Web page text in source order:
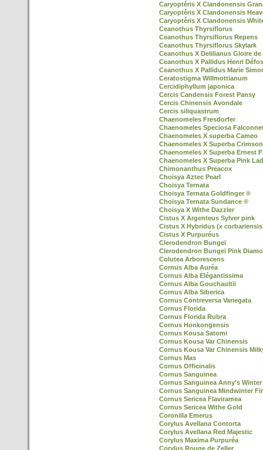
Caryoptéris X Clandonensis
Caryoptéris X Clandonensis
Caryoptéris X Clandonensis
Ceanothus Thyrsiflorus
Ceanothus Thyrsiflorus Repens
Ceanothus Thyrsiflorus Skylark
Ceanothus X Delilianus Gloire de
Ceanothus X Pallidus Henri
Ceanothus X Pallidus Marie
Ceratostigma Willmottianum
Cercidiphyllum japonica
Cercis Candensis Forest Pansy
Cercis Chinensis Avondale
Cercis siliquastrum
Chaenomeles Fresdorfer
Chaenomeles Speciosa
Chaenomeles X superba Cameo
Chaenomeles X Superba
Chaenomeles X Superba Ernest
Chaenomeles X Superba Pink
Chimonanthus Preacox
Choisya Aztec Pearl
Choisya Ternata
Choisya Ternata Goldfinger ®
Choisya Ternata Sundance ®
Choisya X Withe Dazzler
Cistus X Argenteus Sylver pink
Cistus X Hybridus (x
Cistus X Purpuréus
Clerodendron Bungeï
Clerodendron Bungeï Pink
Colutea Arborescens
Cornus Alba Auréa
Cornus Alba Elégantissima
Cornus Alba Gouchaultii
Cornus Alba Siberica
Cornus Contreversa Variegata
Cornus Florida
Cornus Florida Rubra
Cornus Honkongensis
Cornus Kousa Satomi
Cornus Kousa Var Chinensis
Cornus Kousa Var Chinensis
Cornus Mas
Cornus Officinalis
Cornus Sanguinea
Cornus Sanguinea Anny's Winter
Cornus Sanguinea Mindwinter
Cornus Sericea Flaviramea
Cornus Sericea Withe Gold
Coronilla Emerus
Corylus Avellana Contorta
Corylus Avellana Red Majestic
Corylus Maxima Purpuréa
Corylus Rouge de Zeller